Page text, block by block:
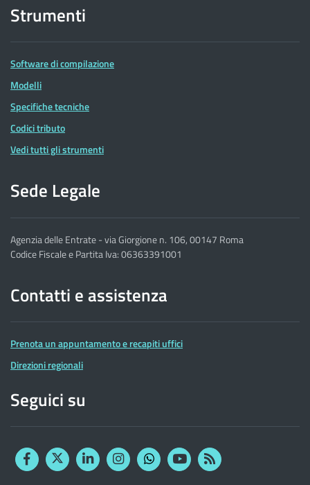
Strumenti
Software di compilazione
Modelli
Specifiche tecniche
Codici tributo
Vedi tutti gli strumenti
Sede Legale
Agenzia delle Entrate - via Giorgione n. 106, 00147 Roma
Codice Fiscale e Partita Iva: 06363391001
Contatti e assistenza
Prenota un appuntamento e recapiti uffici
Direzioni regionali
Seguici su
FacebookTwitterLinkedinInstagram
YouTubeRSS